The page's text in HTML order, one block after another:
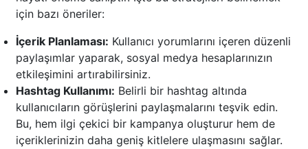
için bazı öneriler:
İçerik Planlaması: Kullanıcı yorumlarını içeren düzenli
paylaşımlar yaparak, sosyal medya hesaplarınızın
etkileşimini artırabilirsiniz.
Hashtag Kullanımı: Belirli bir hashtag altında
kullanıcıların görüşlerini paylaşmalarını teşvik edin.
Bu, hem ilgi çekici bir kampanya oluşturur hem de
içeriklerinizin daha geniş kitlelere ulaşmasını sağlar.